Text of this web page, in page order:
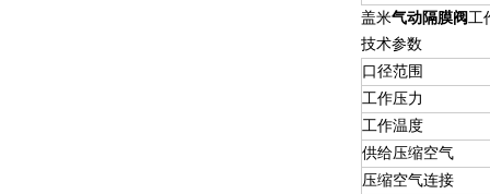
盖米气动隔膜阀工
技术参数
口径范围
工作压力
工作温度
供给压缩空气
压缩空气连接